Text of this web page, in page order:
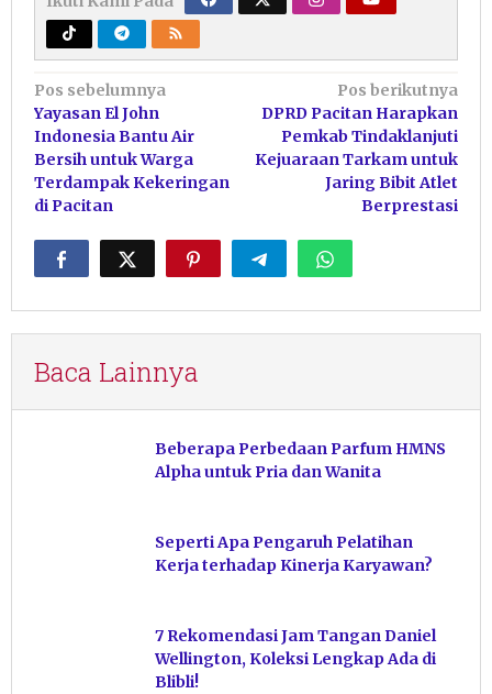
Navigasi
pos
Pos sebelumnya
Yayasan El John
Indonesia Bantu Air
Bersih untuk Warga
Terdampak Kekeringan
di Pacitan
Pos berikutnya
DPRD Pacitan Harapkan
Pemkab Tindaklanjuti
Kejuaraan Tarkam untuk
Jaring Bibit Atlet
Berprestasi
Baca Lainnya
Beberapa Perbedaan Parfum HMNS
Alpha untuk Pria dan Wanita
Seperti Apa Pengaruh Pelatihan
Kerja terhadap Kinerja Karyawan?
7 Rekomendasi Jam Tangan Daniel
Wellington, Koleksi Lengkap Ada di
Blibli!